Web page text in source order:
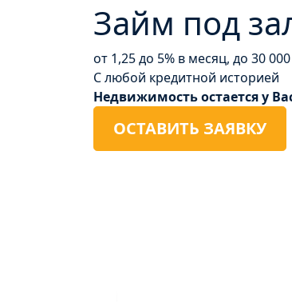
Займ под
от 1,25 до 5% в месяц, до 30
С любой кредитной историей
Недвижимость остается у
ОСТАВИТЬ ЗАЯВКУ